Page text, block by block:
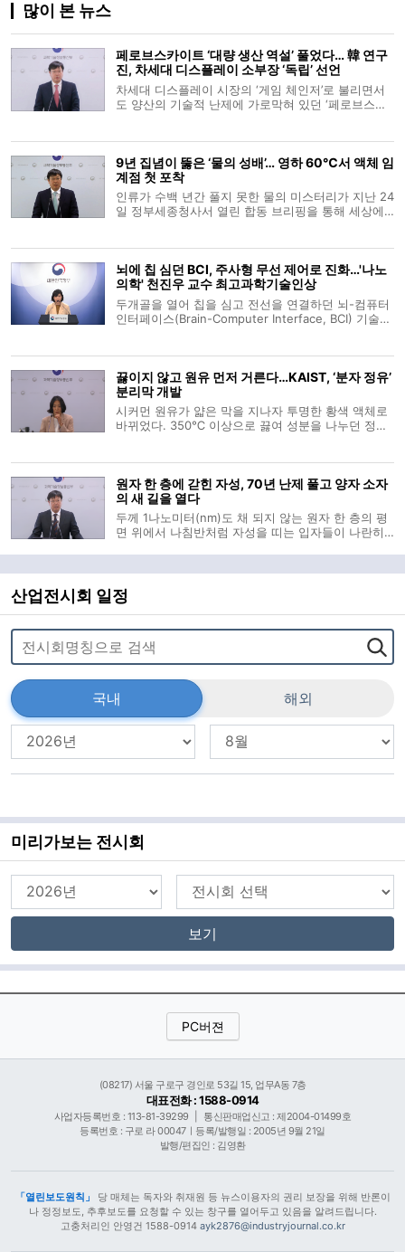
많이 본 뉴스
페로브스카이트 ‘대량 생산 역설’ 풀었다… 韓 연구
진, 차세대 디스플레이 소부장 ‘독립’ 선언
차세대 디스플레이 시장의 ‘게임 체인저’로 불리면서
도 양산의 기술적 난제에 가로막혀 있던 ‘페로브스카
문이다. 이는 단순한 기
9년 집념이 뚫은 ‘물의 성배’… 영하 60℃서 액체 임
계점 첫 포착
인류가 수백 년간 풀지 못한 물의 미스터리가 지난 24
일 정부세종청사서 열린 합동 브리핑을 통해 세상에
로 이어지며 물의 근원적 비밀을 입체
뇌에 칩 심던 BCI, 주사형 무선 제어로 진화…'나노
의학' 천진우 교수 최고과학기술인상
두개골을 열어 칩을 심고 전선을 연결하던 뇌-컴퓨터
인터페이스(Brain-Computer Interface, BCI) 기술이
정 뇌세포에 직접 명령을 내리는
끓이지 않고 원유 먼저 거른다…KAIST, ‘분자 정유’
분리막 개발
시커먼 원유가 얇은 막을 지나자 투명한 황색 액체로
바뀌었다. 350℃ 이상으로 끓여 성분을 나누던 정유
유 같은 가벼운 성분을 먼저
원자 한 층에 갇힌 자성, 70년 난제 풀고 양자 소자
의 새 길을 열다
두께 1나노미터(nm)도 채 되지 않는 원자 한 층의 평
면 위에서 나침반처럼 자성을 띠는 입자들이 나란히
순간이다. 과학기술정보통신부는 20일 오전 박제근
서울대학교 물리천문학부 교수 연구
산업전시회 일정
국내 해외
미리가보는 전시회
보기
PC버젼
(08217) 서울 구로구 경인로 53길 15, 업무A동 7층
대표전화 : 1588-0914
사업자등록번호 : 113-81-39299
통신판매업신고 : 제2004-01499호
등록번호 : 구로 라 00047ㅣ등록/발행일 : 2005년 9월 21일
발행/편집인 : 김영환
「열린보도원칙」
당 매체는 독자와 취재원 등 뉴스이용자의 권리 보장을 위해 반론이
나 정정보도, 추후보도를 요청할 수 있는 창구를 열어두고 있음을 알려드립니다.
고충처리인 안영건 1588-0914 ayk2876@industryjournal.co.kr